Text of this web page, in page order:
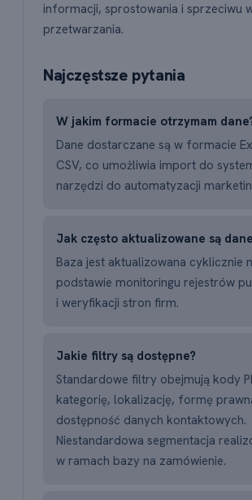
informacji, sprostowania i sprzeciwu
przetwarzania.
Najczęstsze pytania
W jakim formacie otrzymam
Dane dostarczane są w formacie
CSV, co umożliwia import do
narzędzi do automatyzacji
Jak często aktualizowane są
Baza jest aktualizowana cyklicznie
podstawie monitoringu rejestrów
i weryfikacji stron firm.
Jakie filtry są dostępne?
Standardowe filtry obejmują kody
kategorię, lokalizację, formę
dostępność danych kontaktowych.
Niestandardowa segmentacja
w ramach bazy na zamówienie.